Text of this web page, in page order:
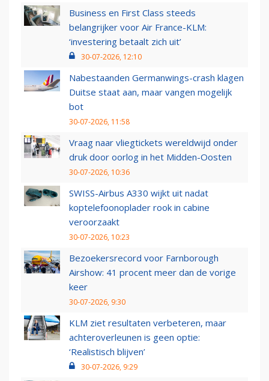
Business en First Class steeds
belangrijker voor Air France-KLM:
‘investering betaalt zich uit’
30-07-2026, 12:10
Nabestaanden Germanwings-crash klagen
Duitse staat aan, maar vangen mogelijk
bot
30-07-2026, 11:58
Vraag naar vliegtickets wereldwijd onder
druk door oorlog in het Midden-Oosten
30-07-2026, 10:36
SWISS-Airbus A330 wijkt uit nadat
koptelefoonoplader rook in cabine
veroorzaakt
30-07-2026, 10:23
Bezoekersrecord voor Farnborough
Airshow: 41 procent meer dan de vorige
keer
30-07-2026, 9:30
KLM ziet resultaten verbeteren, maar
achteroverleunen is geen optie:
‘Realistisch blijven’
30-07-2026, 9:29